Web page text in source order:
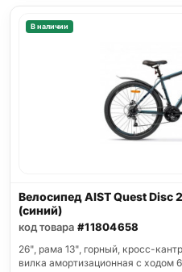
В наличии
Велосипед AIST Quest Disc
(синий)
код товара #11804658
26", рама 13", горный, кросс-
вилка амортизационная с ходом